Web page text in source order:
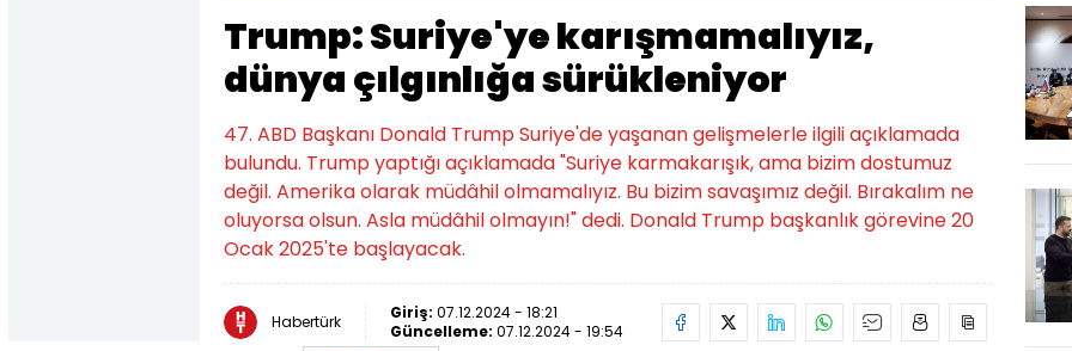
Trump: Suriye'ye karışmamalıyız,
dünya çılgınlığa sürükleniyor
47. ABD Başkanı Donald Trump Suriye'de yaşanan gelişmelerle ilgili açıklamada
bulundu. Trump yaptığı açıklamada "Suriye karmakarışık, ama bizim dostumuz
değil. Amerika olarak müdâhil olmamalıyız. Bu bizim savaşımız değil. Bırakalım ne
oluyorsa olsun. Asla müdâhil olmayın!" dedi. Donald Trump başkanlık görevine 20
Ocak 2025'te başlayacak.
Habertürk Giriş: 07.12.2024 - 18:21
Güncelleme: 07.12.2024 - 19:54